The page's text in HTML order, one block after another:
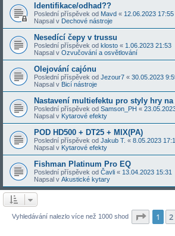
Identifikace/odhad??
Poslední příspěvek od Mavd « 12.06.2023 17:55
Napsal v Dechové nástroje
Nesedící čepy v trussu
Poslední příspěvek od klosto « 1.06.2023 21:53
Napsal v Ozvučování a osvětlování
Olejování cajónu
Poslední příspěvek od Jezour7 « 30.05.2023
Napsal v Bicí nástroje
Nastavení multiefektu pro styly hry
Poslední příspěvek od Samson_PH «
Napsal v Kytarové efekty
POD HD500 + DT25 + MIX(PA)
Poslední příspěvek od Jakub T. « 8.05.2023
Napsal v Kytarové efekty
Fishman Platinum Pro EQ
Poslední příspěvek od Čavli « 13.04.2023 15:31
Napsal v Akustické kytary
Vyhledávání nalezlo více než 1000 shod Stránka
1 2